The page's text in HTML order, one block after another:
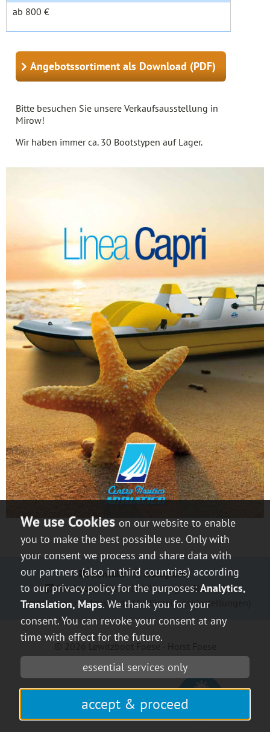
ab 800 €
Angebotssortiment als Download (PDF)
Bitte besuchen Sie unsere Verkaufsausstellung in
Mirow!
Wir haben immer ca. 30 Bootstypen auf Lager.
mvp.de- Urlaub in
Mecklenburg-Vorpommern
Kontakt ⋅ instagram ⋅
facebook- Urlaub in MV - folgen Sie uns!
⋅ Impressum Datenschutz (Zustimmungseinstellungen)
on our website to enable
you to make the best possible use. Only with
your consent we process and share data with
our partners (also in third countries) according
to our privacy policy for the purposes: Analytics,
Translation, Maps. We thank you for your
consent. You can revoke your consent at any
time with effect for the future.
essential services only
accept & proceed